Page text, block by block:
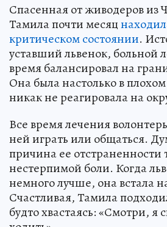
Спасенная от живодеров из
Тамила почти месяц
критическом состоянии.
уставший львенок, больной
время балансировал на
Она была настолько в
никак не реагировала на
Все время лечения
ней играть или общаться.
причина ее отстраненности
нестерпимой боли. Когда
немного лучше, она встала
Счастливая, Тамила
будто хвастаясь: «Смотри, я